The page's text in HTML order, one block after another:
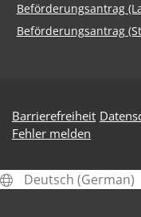
Beförderungsantrag
Beförderungsantrag
Barrierefreiheit
Fehler melden